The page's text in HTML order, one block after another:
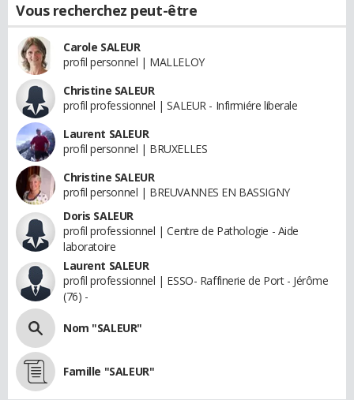
Vous recherchez peut-être
Carole SALEUR
profil personnel | MALLELOY
Christine SALEUR
profil professionnel | SALEUR - Infirmiére liberale
Laurent SALEUR
profil personnel | BRUXELLES
Christine SALEUR
profil personnel | BREUVANNES EN BASSIGNY
Doris SALEUR
profil professionnel | Centre de Pathologie - Aide
laboratoire
Laurent SALEUR
profil professionnel | ESSO- Raffinerie de Port - Jérôme
(76) -
Nom "SALEUR"
Famille "SALEUR"